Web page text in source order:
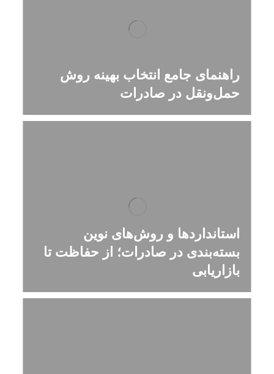
راهنمای جامع انتخاب بهینه روش
حمل‌ونقل در صادرات
استانداردها و روش‌های نوین
بسته‌بندی در صادرات؛ از حفاظت تا
بازاریابی